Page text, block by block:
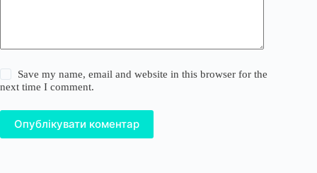
Save my name, email and website in this browser for the
next time I comment.
Опублікувати коментар